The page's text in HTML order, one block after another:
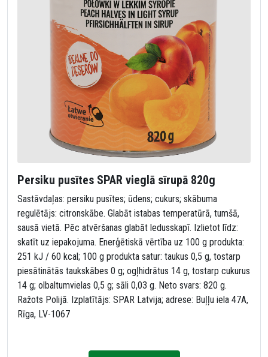
Persiku pusītes SPAR vieglā sīrupā 820g
Sastāvdaļas: persiku pusītes; ūdens; cukurs; skābuma
regulētājs: citronskābe. Glabāt istabas temperatūrā, tumšā,
sausā vietā. Pēc atvēršanas glabāt ledusskapī. Izlietot līdz:
skatīt uz iepakojuma. Enerģētiskā vērtība uz 100 g produkta:
251 kJ / 60 kcal; 100 g produkta satur: taukus 0,5 g, tostarp
piesātinātās taukskābes 0 g; ogļhidrātus 14 g, tostarp cukurus
14 g; olbaltumvielas 0,5 g; sāli 0,03 g. Neto svars: 820 g.
Ražots Polijā. Izplatītājs: SPAR Latvija; adrese: Buļļu iela 47A,
Rīga, LV-1067